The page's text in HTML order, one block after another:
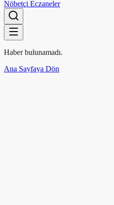
Nöbetçi Eczaneler
Haber bulunamadı.
Ana Sayfaya Dön